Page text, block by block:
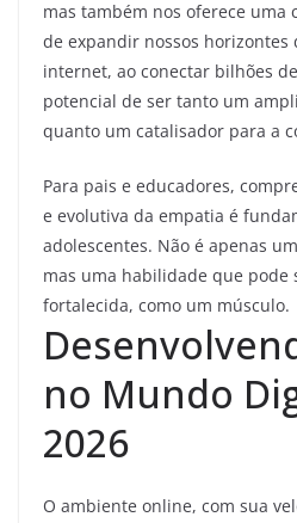
mas também nos oferece uma
de expandir nossos horizontes
internet, ao conectar bilhões
potencial de ser tanto um
quanto um catalisador para a
Para pais e educadores,
e evolutiva da empatia é
adolescentes. Não é apenas
mas uma habilidade que pode
fortalecida, como um músculo.
no Mundo
2026
O ambiente online, com sua